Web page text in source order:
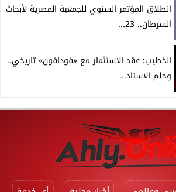
انطلاق المؤتمر السنوي للجمعية المصرية لأبحاث
السرطان.. 23...
الخطيب: عقد الاستثمار مع «فودافون» تاريخي..
وحلم الاستاد...